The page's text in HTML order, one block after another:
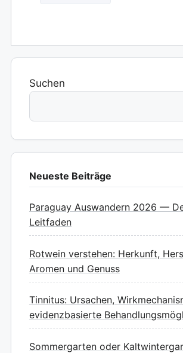
Suchen
Neueste Beiträge
Paraguay Auswandern 2026 —
Leitfaden
Rotwein verstehen: Herkunft,
Aromen und Genuss
Tinnitus: Ursachen,
evidenzbasierte
Sommergarten oder